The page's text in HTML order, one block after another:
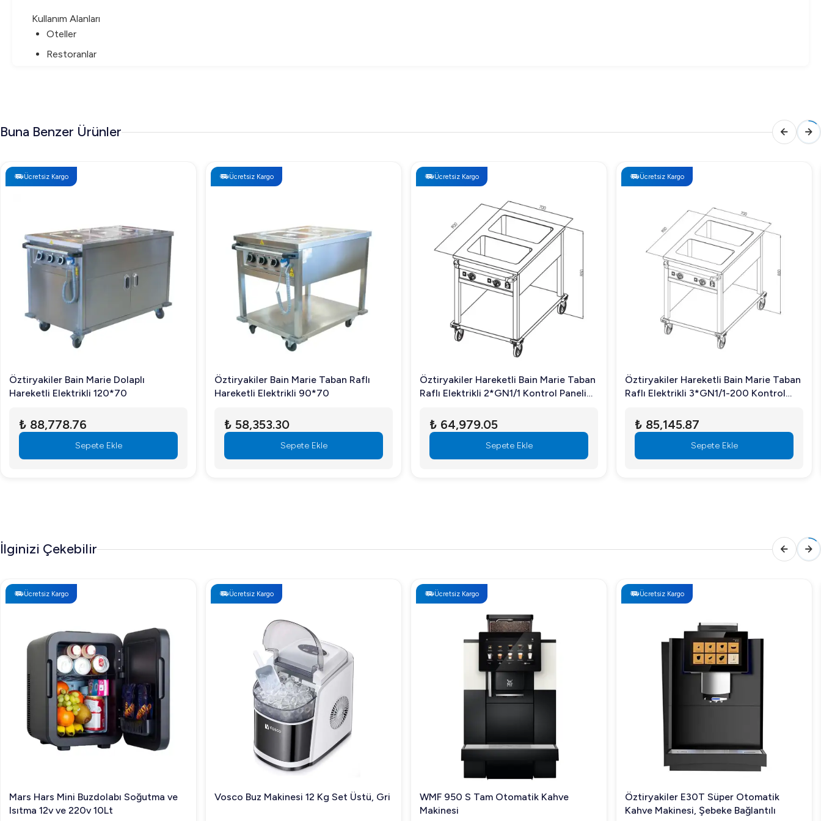
Kullanım Alanları
Oteller
Restoranlar
fonksiyonlara sahiptir.
Buna Benzer Ürünler
Ücretsiz Kargo
Öztiryakiler Bain Marie Dolaplı
Hareketli Elektrikli 120*70
₺ 88,778.76
Sepete Ekle
Ücretsiz Kargo
Öztiryakiler Bain Marie Taban Raflı
Hareketli Elektrikli 90*70
₺ 58,353.30
Sepete Ekle
Ücretsiz Kargo
Öztiryakiler Hareketli Bain Marie Taban
Raflı Elektrikli 2*GN1/1 Kontrol Paneli
₺ 64,979.05
Sepete Ekle
Ücretsiz Kargo
Öztiryakiler Hareketli Bain Marie Taban
Raflı Elektrikli 3*GN1/1-200 Kontrol
₺ 85,145.87
Sepete Ekle
İlginizi Çekebilir
Ücretsiz Kargo
Mars Hars Mini Buzdolabı Soğutma ve
Isıtma 12v ve 220v 10Lt
Ücretsiz Kargo
Vosco Buz Makinesi 12 Kg Set Üstü, Gri
Ücretsiz Kargo
WMF 950 S Tam Otomatik Kahve
Makinesi
Ücretsiz Kargo
Öztiryakiler E30T Süper Otomatik
Kahve Makinesi, Şebeke Bağlantılı